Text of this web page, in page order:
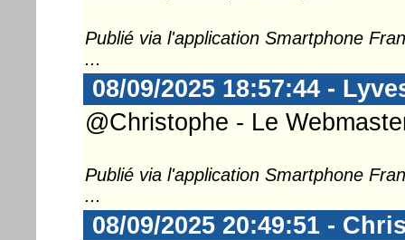
Publié via l'application Smartphone
...
08/09/2025 18:57:44 -
@Christophe - Le
Publié via l'application Smartphone
...
08/09/2025 20:49:51 -